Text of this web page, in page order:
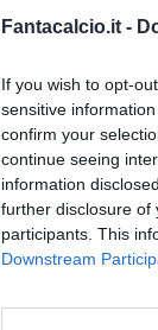
Fantacalcio.it -
If you wish to opt-
sensitive
confirm your
continue seeing
information
further disclosure of
participants. This
Downstream